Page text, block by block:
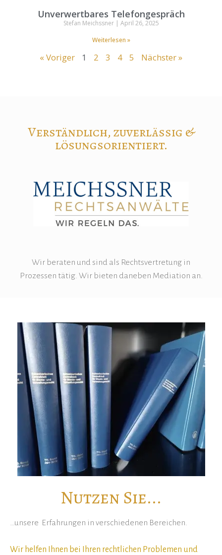
Unverwertbares Telefongespräch
Stefan Meichssner
April 26, 2025
Weiterlesen »
« Voriger 1 2 3 4 5 Nächster »
Verständlich, zuverlässig &
lösungsorientiert.
Wir beraten und sind als Rechtsvertretung in
Prozessen tätig. Wir bieten daneben Mediation an.
Nutzen Sie...
…unsere Erfahrungen in verschiedenen Bereichen.
Wir helfen Ihnen bei Ihren rechtlichen Problemen und